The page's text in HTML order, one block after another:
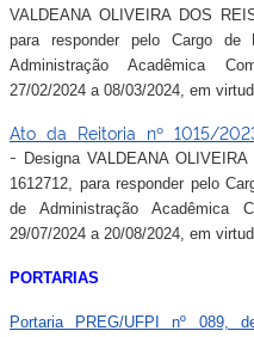
VALDEANA OLIVEIRA DOS
para responder pelo Cargo de
Administração Acadêmica
27/02/2024 a 08/03/2024, em
Ato da Reitoria nº 1015/
- Designa VALDEANA
1612712, para responder pelo
de Administração Acadêmica
29/07/2024 a 20/08/2024, em
PORTARIAS
Portaria PREG/UFPI nº 089,